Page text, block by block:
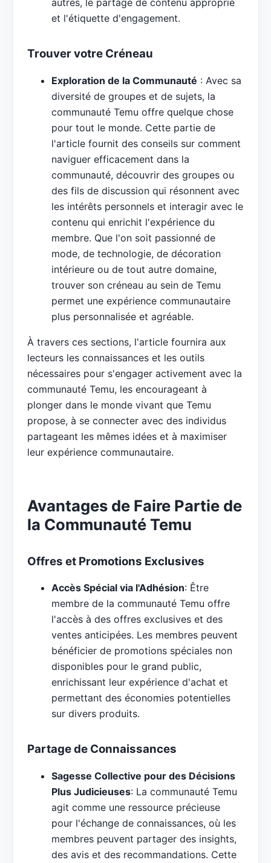
autres, le partage de contenu approprié
et l'étiquette d'engagement.
Trouver votre Créneau
Exploration de la Communauté : Avec sa
diversité de groupes et de sujets, la
communauté Temu offre quelque chose
pour tout le monde. Cette partie de
l'article fournit des conseils sur comment
naviguer efficacement dans la
communauté, découvrir des groupes ou
des fils de discussion qui résonnent avec
les intérêts personnels et interagir avec le
contenu qui enrichit l'expérience du
membre. Que l'on soit passionné de
mode, de technologie, de décoration
intérieure ou de tout autre domaine,
trouver son créneau au sein de Temu
permet une expérience communautaire
plus personnalisée et agréable.
À travers ces sections, l'article fournira aux
lecteurs les connaissances et les outils
nécessaires pour s'engager activement avec la
communauté Temu, les encourageant à
plonger dans le monde vivant que Temu
propose, à se connecter avec des individus
partageant les mêmes idées et à maximiser
leur expérience communautaire.
Avantages de Faire Partie de
la Communauté Temu
Offres et Promotions Exclusives
Accès Spécial via l'Adhésion: Être
membre de la communauté Temu offre
l'accès à des offres exclusives et des
ventes anticipées. Les membres peuvent
bénéficier de promotions spéciales non
disponibles pour le grand public,
enrichissant leur expérience d'achat et
permettant des économies potentielles
sur divers produits.
Partage de Connaissances
Sagesse Collective pour des Décisions
Plus Judicieuses: La communauté Temu
agit comme une ressource précieuse
pour l'échange de connaissances, où les
membres peuvent partager des insights,
des avis et des recommandations. Cette